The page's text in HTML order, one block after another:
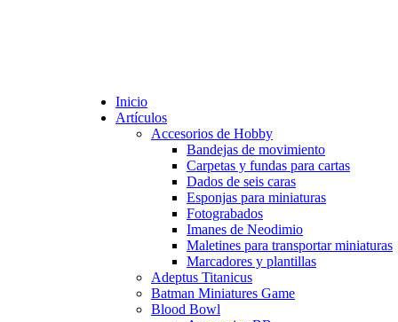
Inicio
Artículos
Accesorios de Hobby
Bandejas de movimiento
Carpetas y fundas para cartas
Dados de seis caras
Esponjas para miniaturas
Fotograbados
Imanes de Neodimio
Maletines para transportar miniaturas
Marcadores y plantillas
Adeptus Titanicus
Batman Miniatures Game
Blood Bowl